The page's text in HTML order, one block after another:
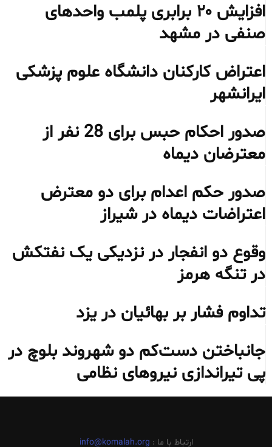
افزایش ۲۰ برابری پلمب واحدهای
صنفی در مشهد
اعتراض کارکنان دانشگاه علوم پزشکی
ایرانشهر
صدور احکام حبس برای 28 نفر از
معترضان دیماه
صدور حکم اعدام برای دو معترض
اعتراضات دیماه در شیراز
وقوع دو انفجار در نزدیکی یک نفتکش
در تنگه هرمز
تداوم فشار بر بهائیان در یزد
جانباختن دست‌کم دو شهروند بلوچ در
پی تیراندازی نیروهای نظامی
ارتباط با ما : info@komalah.org